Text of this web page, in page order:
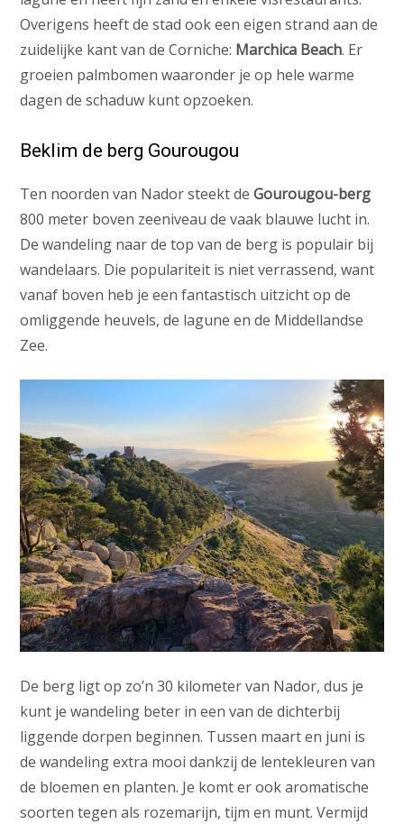
Overigens heeft de stad ook een eigen strand aan de
zuidelijke kant van de Corniche: Marchica Beach. Er
groeien palmbomen waaronder je op hele warme
dagen de schaduw kunt opzoeken.
Beklim de berg Gourougou
Ten noorden van Nador steekt deGourougou-berg
800 meter boven zeeniveau de vaak blauwe lucht in.
De wandeling naar de top van de berg is populair bij
wandelaars. Die populariteit is niet verrassend, want
vanaf boven heb je een fantastisch uitzicht op de
omliggende heuvels, de lagune en de Middellandse
Zee.
De berg ligt op zo’n 30 kilometer van Nador, dus je
kunt je wandeling beter in een van de dichterbij
liggende dorpen beginnen. Tussen maart en juni is
de wandeling extra mooi dankzij de lentekleuren van
de bloemen en planten. Je komt er ook aromatische
soorten tegen als rozemarijn, tijm en munt. Vermijd